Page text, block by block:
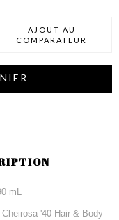
AJOUT AU
COMPARATEUR
mL
'40 Hair & Body